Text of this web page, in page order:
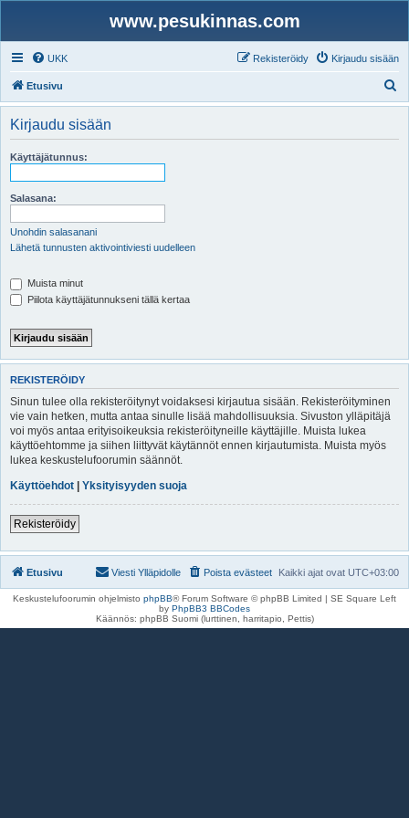
www.pesukinnas.com
UKK Kirjaudu sisään
Rekisteröidy
Etusivu
t
Kirjaudu sisään
Käyttäjätunnus:
Salasana:
Unohdin salasanani
Lähetä tunnusten aktivointiviesti uudelleen
Muista minut
Piilota käyttäjätunnukseni tällä kertaa
REKISTERÖIDY
Sinun tulee olla rekisteröitynyt voidaksesi kirjautua sisään. Rekisteröityminen
vie vain hetken, mutta antaa sinulle lisää mahdollisuuksia. Sivuston ylläpitäjä
voi myös antaa erityisoikeuksia rekisteröityneille käyttäjille. Muista lukea
käyttöehtomme ja siihen liittyvät käytännöt ennen kirjautumista. Muista myös
lukea keskustelufoorumin säännöt.
Käyttöehdot | Yksityisyyden suoja
Rekisteröidy
Etusivu Kaikki ajat ovat UTC+03:00
Poista evästeet
Viesti Ylläpidolle
Keskustelufoorumin ohjelmisto phpBB® Forum Software © phpBB Limited | SE Square Left
by PhpBB3 BBCodes
Käännös: phpBB Suomi (lurttinen, harritapio, Pettis)